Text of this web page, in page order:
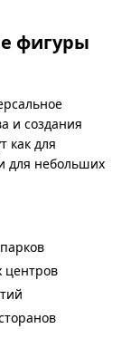
фигуры
и создания
как для
для небольших
центров